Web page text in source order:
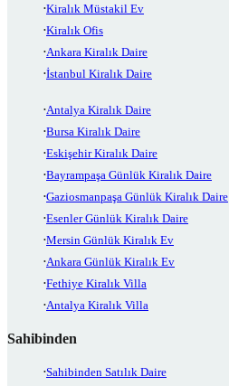
Kiralık Müstakil Ev
Kiralık Ofis
Ankara Kiralık Daire
İstanbul Kiralık Daire
Antalya Kiralık Daire
Bursa Kiralık Daire
Eskişehir Kiralık Daire
Bayrampaşa Günlük Kiralık Daire
Gaziosmanpaşa Günlük Kiralık Daire
Esenler Günlük Kiralık Daire
Mersin Günlük Kiralık Ev
Ankara Günlük Kiralık Ev
Fethiye Kiralık Villa
Antalya Kiralık Villa
Sahibinden
Sahibinden Satılık Daire